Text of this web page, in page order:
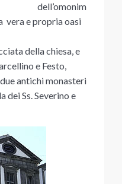
dell’omonim
vera e propria oasi
della chiesa, e
e Festo,
antichi monasteri
dei Ss. Severino e